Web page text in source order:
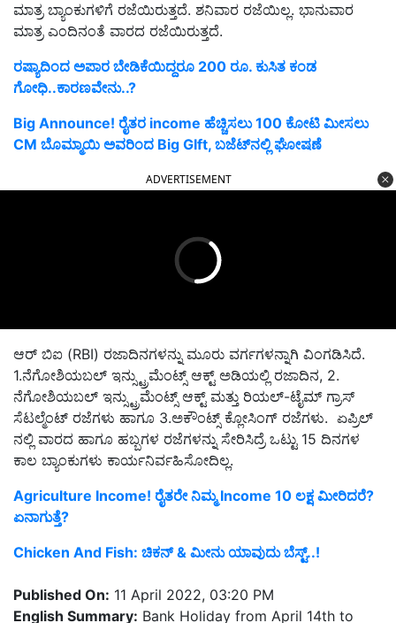
ಮಾತ್ರ ಬ್ಯಾಂಕುಗಳಿಗೆ ರಜೆಯಿರುತ್ತದೆ. ಶನಿವಾರ ರಜೆಯಿಲ್ಲ. ಭಾನುವಾರ
ಮಾತ್ರ ಎಂದಿನಂತೆ ವಾರದ ರಜೆಯಿರುತ್ತದೆ.
ರಷ್ಯಾದಿಂದ ಅಪಾರ ಬೇಡಿಕೆಯಿದ್ದರೂ 200 ರೂ. ಕುಸಿತ ಕಂಡ
ಗೋಧಿ..ಕಾರಣವೇನು..?
Big Announce! ರೈತರ income ಹೆಚ್ಚಿಸಲು 100 ಕೋಟಿ ಮೀಸಲು
CM ಬೊಮ್ಮಾಯಿ ಅವರಿಂದ Big GIft, ಬಜೆಟ್‌ನಲ್ಲಿ ಘೋಷಣೆ
ADVERTISEMENT
ಆರ್ ಬಿಐ (RBI) ರಜಾದಿನಗಳನ್ನು ಮೂರು ವರ್ಗಗಳನ್ನಾಗಿ ವಿಂಗಡಿಸಿದೆ.
1.ನೆಗೋಶಿಯಬಲ್ ಇನ್ಸ್ಟ್ರುಮೆಂಟ್ಸ್ ಆಕ್ಟ್ ಅಡಿಯಲ್ಲಿ ರಜಾದಿನ, 2.
ನೆಗೋಶಿಯಬಲ್ ಇನ್ಸ್ಟ್ರುಮೆಂಟ್ಸ್ ಆಕ್ಟ್ ಮತ್ತು ರಿಯಲ್-ಟೈಮ್ ಗ್ರಾಸ್
ಸೆಟಲ್ಮೆಂಟ್ ರಜೆಗಳು ಹಾಗೂ 3.ಅಕೌಂಟ್ಸ್​ ಕ್ಲೋಸಿಂಗ್ ರಜೆಗಳು. ಏಪ್ರಿಲ್
ನಲ್ಲಿ ವಾರದ ಹಾಗೂ ಹಬ್ಬಗಳ ರಜೆಗಳನ್ನು ಸೇರಿಸಿದ್ರೆ ಒಟ್ಟು 15 ದಿನಗಳ
ಕಾಲ ಬ್ಯಾಂಕುಗಳು ಕಾರ್ಯನಿರ್ವಹಿಸೋದಿಲ್ಲ.
Agriculture Income! ರೈತರೇ ನಿಮ್ಮ Income 10 ಲಕ್ಷ ಮೀರಿದರೆ?
ಏನಾಗುತ್ತೆ?
Chicken And Fish: ಚಿಕನ್‌ & ಮೀನು ಯಾವುದು ಬೆಸ್ಟ್‌..!
Published On: 11 April 2022, 03:20 PM
English Summary: Bank Holiday from April 14th to